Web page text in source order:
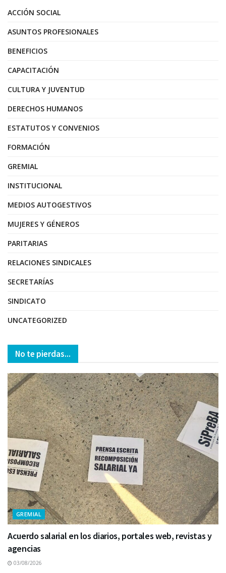
ACCIÓN SOCIAL
ASUNTOS PROFESIONALES
BENEFICIOS
CAPACITACIÓN
CULTURA Y JUVENTUD
DERECHOS HUMANOS
ESTATUTOS Y CONVENIOS
FORMACIÓN
GREMIAL
INSTITUCIONAL
MEDIOS AUTOGESTIVOS
MUJERES Y GÉNEROS
PARITARIAS
RELACIONES SINDICALES
SECRETARÍAS
SINDICATO
UNCATEGORIZED
No te pierdas...
GREMIAL
Acuerdo salarial en los diarios, portales web, revistas y
agencias
03/08/2026